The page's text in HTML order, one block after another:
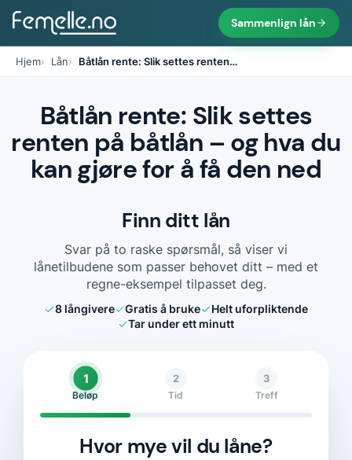
Sammenlign lån
Hjem Lån Båtlån rente: Slik settes renten…
Båtlån rente: Slik settes
renten på båtlån – og hva du
kan gjøre for å få den ned
Finn ditt lån
Svar på to raske spørsmål, så viser vi
lånetilbudene som passer behovet ditt – med et
regne-eksempel tilpasset deg.
8långivere Gratis å bruke
Helt uforpliktende
Tar under ett minutt
1
Beløp
2
Tid
3
Treff
Hvor mye vil du låne?